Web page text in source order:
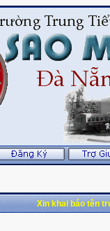
Xin khai báo tên